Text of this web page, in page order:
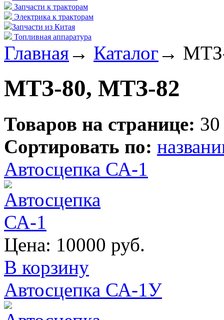
Запчасти к тракторам
Электрика к тракторам
Запчасти из Китая
Топливная аппаратура
Главная→ Каталог →
МТЗ-80, МТЗ-82
Товаров на странице: 30
Сортировать по:
Автосцепка СА-1
Цена: 10000 руб.
В корзину
Автосцепка СА-1У